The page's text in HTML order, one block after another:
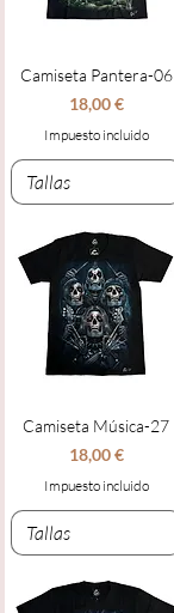
Camiseta Pantera-06
Precio
18,00 €
Impuesto incluido
Camiseta Música-27
Precio
18,00 €
Impuesto incluido